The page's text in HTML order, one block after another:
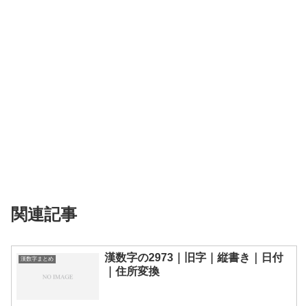
関連記事
漢数字まとめ
漢数字の2973｜旧字｜縦書き｜日付
｜住所変換